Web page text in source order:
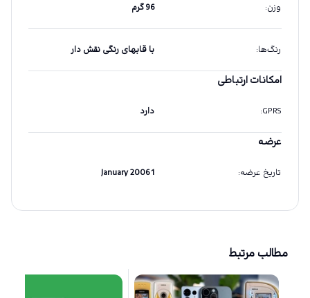
وزن: 96 گرم
رنگ‌ها: با قابهای رنگی نقش دار
امکانات ارتباطی
GPRS
: دارد
عرضه
تاریخ عرضه:
1 January 2006
مطالب مرتبط